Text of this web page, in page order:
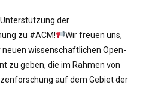
Unterstützung der
zu #ACM!
Wir freuen uns,
wissenschaftlichen Open-
zu geben, die im Rahmen von
auf dem Gebiet der